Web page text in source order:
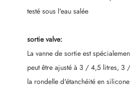
testé sous l'eau salée
sortie valve:
La vanne de sortie est
peut être ajusté à 3 / 4,5 litres, 3
la rondelle d'étanchéité en